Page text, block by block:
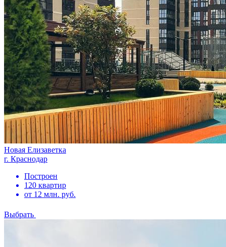
Новая Елизаветка
г. Краснодар
Построен
120 квартир
от 12 млн. руб.
Выбрать